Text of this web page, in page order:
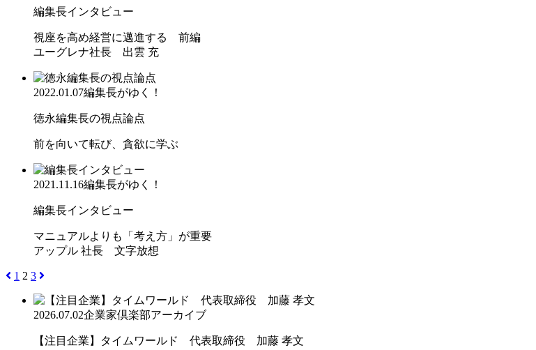
編集長インタビュー
視座を高め経営に邁進する 前編
ユーグレナ社長 出雲 充
2022.01.07編集長がゆく！
徳永編集長の視点論点
前を向いて転び、貪欲に学ぶ
2021.11.16編集長がゆく！
編集長インタビュー
マニュアルよりも「考え方」が重要
アップル 社長 文字放想
1 2 3
2026.07.02企業家倶楽部アーカイブ
【注目企業】タイムワールド 代表取締役 加藤 孝文